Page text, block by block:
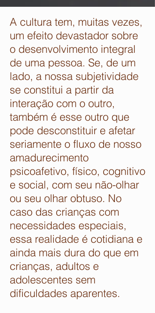
A cultura tem, muitas vezes,
um efeito devastador sobre
o desenvolvimento integral
de uma pessoa. Se, de um
lado, a nossa subjetividade
se constitui a partir da
interação com o outro,
também é esse outro que
pode desconstituir e afetar
seriamente o fluxo de nosso
amadurecimento
psicoafetivo, físico, cognitivo
e social, com seu não-olhar
ou seu olhar obtuso. No
caso das crianças com
necessidades especiais,
essa realidade é cotidiana e
ainda mais dura do que em
crianças, adultos e
adolescentes sem
dificuldades aparentes.